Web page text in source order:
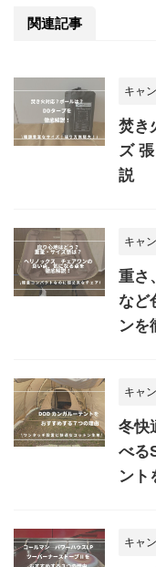
関連記事
キャ
焚き
ズ
説
キャ
重さ
など
ンを
キャ
冬快
べる
ント
キャ